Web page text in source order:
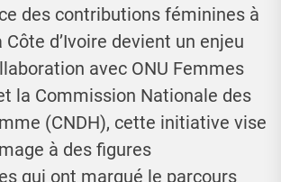
des contributions féminines à
Côte d’Ivoire devient un enjeu
avec ONU Femmes
la Commission Nationale des
(CNDH), cette initiative vise
à des figures
qui ont marqué le parcours